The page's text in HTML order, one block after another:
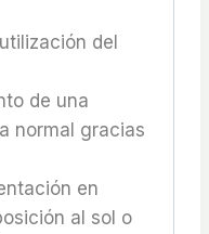
del
de una
normal gracias
en
al sol o